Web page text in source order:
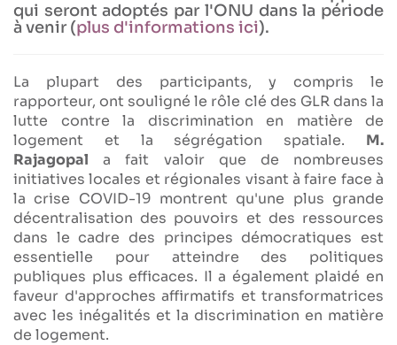
qui seront adoptés par l'ONU dans la période
à venir (plus d'informations ici).
La plupart des participants, y compris le
rapporteur, ont souligné le rôle clé des GLR dans la
lutte contre la discrimination en matière de
logement et la ségrégation spatiale. M.
Rajagopal a fait valoir que de nombreuses
initiatives locales et régionales visant à faire face à
la crise COVID-19 montrent qu'une plus grande
décentralisation des pouvoirs et des ressources
dans le cadre des principes démocratiques est
essentielle pour atteindre des politiques
publiques plus efficaces. Il a également plaidé en
faveur d'approches affirmatifs et transformatrices
avec les inégalités et la discrimination en matière
de logement.